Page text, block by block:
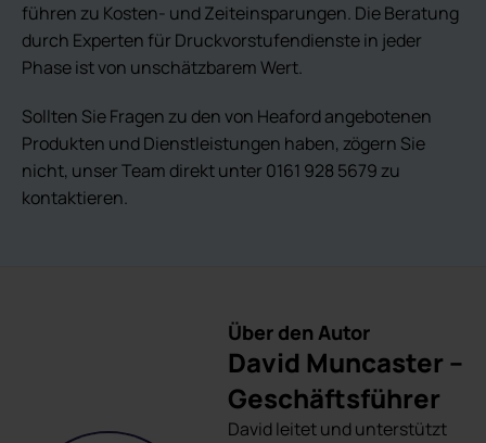
führen zu Kosten- und Zeiteinsparungen. Die Beratung
durch Experten für Druckvorstufendienste in jeder
Phase ist von unschätzbarem Wert.
Sollten Sie Fragen zu den von Heaford angebotenen
Produkten und Dienstleistungen haben, zögern Sie
nicht, unser Team direkt unter 0161 928 5679 zu
kontaktieren.
Über den Autor
David Muncaster –
Geschäftsführer
David leitet und unterstützt